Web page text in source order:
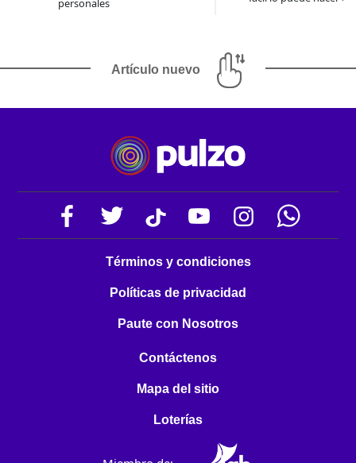
personales
Artículo nuevo
Términos y condiciones
Políticas de privacidad
Paute con Nosotros
Contáctenos
Mapa del sitio
Loterías